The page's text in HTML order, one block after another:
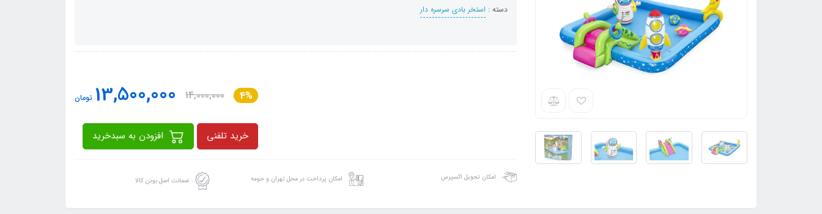
دسته : استخر بادی سرسره دار
4%
14,000,000
13,500,000 تومان
خرید تلفنی
امکان تحویل اکسپرس امکان پرداخت در محل تهران و حومه ضمانت اصل بودن کالا